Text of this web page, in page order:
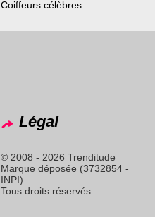
Coiffeurs célèbres
Légal
© 2008 - 2026 Trenditude
Marque déposée (3732854 -
INPI)
Tous droits réservés